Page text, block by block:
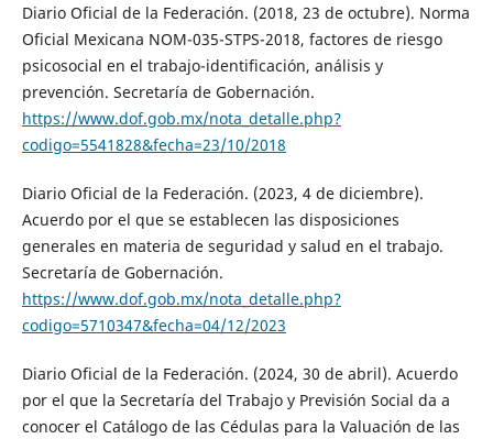
Diario Oficial de la Federación. (2018, 23 de octubre). Norma
Oficial Mexicana NOM-035-STPS-2018, factores de riesgo
psicosocial en el trabajo-identificación, análisis y
prevención. Secretaría de Gobernación.
https://www.dof.gob.mx/nota_detalle.php?
codigo=5541828&fecha=23/10/2018
Diario Oficial de la Federación. (2023, 4 de diciembre).
Acuerdo por el que se establecen las disposiciones
generales en materia de seguridad y salud en el trabajo.
Secretaría de Gobernación.
https://www.dof.gob.mx/nota_detalle.php?
codigo=5710347&fecha=04/12/2023
Diario Oficial de la Federación. (2024, 30 de abril). Acuerdo
por el que la Secretaría del Trabajo y Previsión Social da a
conocer el Catálogo de las Cédulas para la Valuación de las